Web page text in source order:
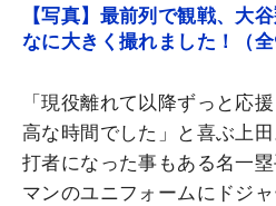
【写真】最前列で観戦、大
なに大きく撮れました！（全
「現役離れて以降ずっと応
高な時間でした」と喜ぶ上
打者になった事もある名一
マンのユニフォームにドジ